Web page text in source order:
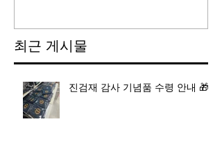
최근 게시물
진검재 감사 기념품 수령 안내 🎁